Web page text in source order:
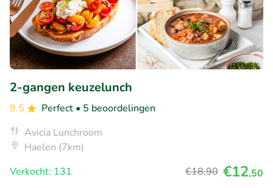
2-gangen keuzelunch
9.5 Perfect • 5 beoordelingen
Avicia Lunchroom
Haelen (7km)
Verkocht: 131
€18,90 €12,50